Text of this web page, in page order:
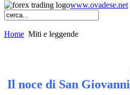
www.ovadese.net
Home Miti e leggende
Il noce di San Giovanni